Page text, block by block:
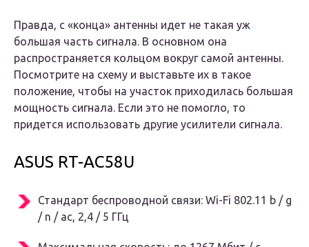
Правда, с «конца» антенны идет не такая уж
большая часть сигнала. В основном она
распространяется кольцом вокруг самой антенны.
Посмотрите на схему и выставьте их в такое
положение, чтобы на участок приходилась большая
мощность сигнала. Если это не помогло, то
придется использовать другие усилители сигнала.
ASUS RT-AC58U
Стандарт беспроводной связи: Wi-Fi 802.11 b / g
/ n / ac, 2,4 / 5 ГГц